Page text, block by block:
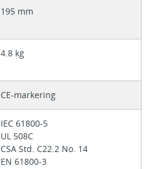
195 mm
4.8 kg
CE-markering
IEC 61800-5
UL 508C
CSA Std. C22.2 No. 14
EN 61800-3